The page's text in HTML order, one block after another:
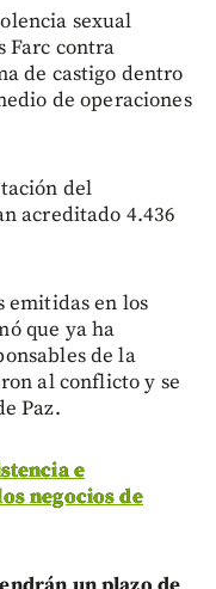
sexual
Farc contra
de castigo dentro
de operaciones
del
acreditado 4.436
emitidas en los
que ya ha
de la
al conflicto y se
Paz.
e
negocios de